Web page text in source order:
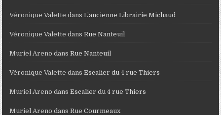
Véronique Valette dansL’ancienne Librairie Michaud
Véronique Valette dansRue Nanteuil
Muriel Areno dansRue Nanteuil
Véronique Valette dansEscalier du 4 rue Thiers
Muriel Areno dansEscalier du 4 rue Thiers
Muriel Areno dansRue Courmeaux